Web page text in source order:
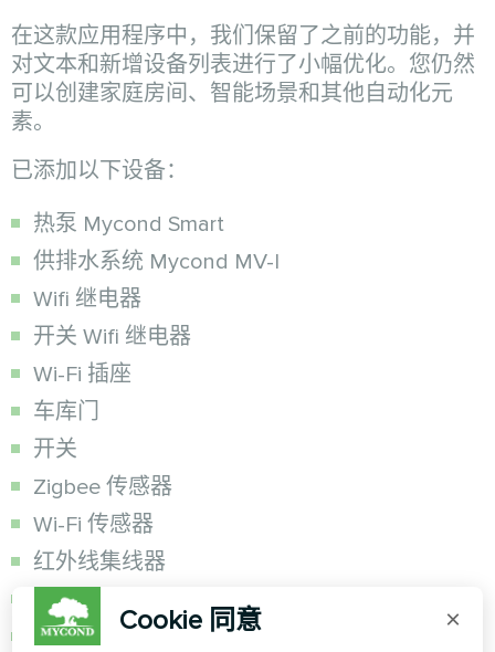
在这款应用程序中，我们保留了之前的功能，并
对文本和新增设备列表进行了小幅优化。您仍然
可以创建家庭房间、智能场景和其他自动化元
素。
已添加以下设备：
热泵 Mycond Smart
供排水系统 Mycond MV-I
Wifi 继电器
开关 Wifi 继电器
Wi-Fi 插座
车库门
开关
Zigbee 传感器
Wi-Fi 传感器
红外线集线器
照明控制
以及更多
Cookie 同意 ×